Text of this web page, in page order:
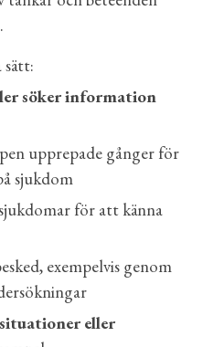
sätt:
söker information
upprepade gånger för
sjukdom
för att känna
exempelvis genom
eller